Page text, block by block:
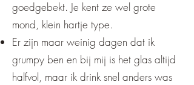
goedgebekt. Je kent ze wel grote
mond, klein hartje type.
Er zijn maar weinig dagen dat ik
grumpy ben en bij mij is het glas altijd
halfvol, maar ik drink snel anders was